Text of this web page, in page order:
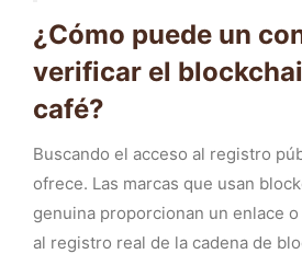
¿Cómo puede un
verificar el
café?
Buscando el acceso al registro
ofrece. Las marcas que usan
genuina proporcionan un enlace
al registro real de la cadena de